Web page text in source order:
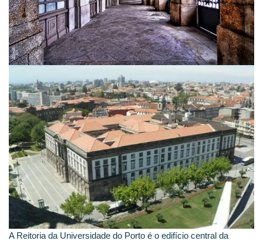
A Reitoria da Universidade do Porto é o edifício central da